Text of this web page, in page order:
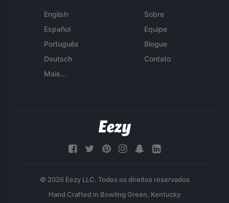
English
Español
Português
Deutsch
Mais...
Sobre
Equipe
Blogue
Contato
© 2026 Eezy LLC. Todos os direitos reservados